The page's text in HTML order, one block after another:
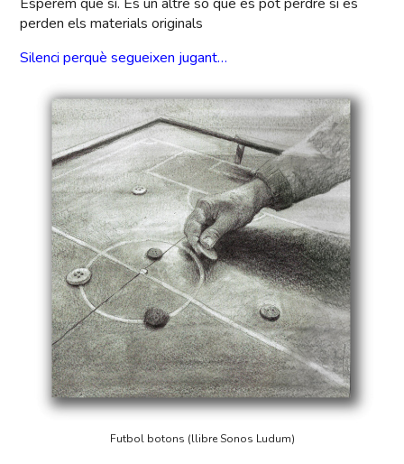
perden els materials originals
Silenci perquè segueixen jugant…
Futbol botons (llibre Sonos Ludum)